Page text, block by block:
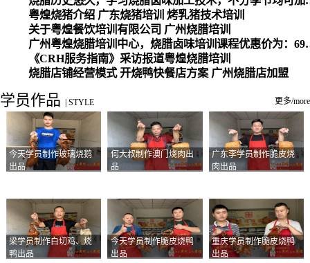
粤煌烧猪介绍 广东烧猪培训 烤乳猪技术培训
关于粤煌餐饮培训有限公司 广州烧腊培训
广州粤煌烧腊培训中心，烧腊卤味培训课程优惠价为：6980元
《CRH服务指南》采访报道粤煌烧腊培训
烧腊店铺经营模式 开烧鸭快餐店方案 广州烧腊店加盟
学员作品 STYLE 更多/more
今天学员制作玻璃烧鹅
出品
何大叔制作澳门烧肉出
品
广东李学员制作脆皮烧
肉出品
梁学员制作白切鸡、烧
鸭出品
今天学员制作脆皮烧鸭
出品
重庆学员制作脆皮烧鸭
出品